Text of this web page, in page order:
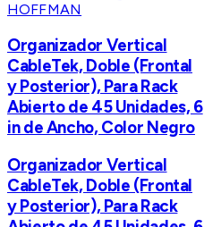
HOFFMAN
Organizador Vertical
CableTek, Doble (Frontal
y Posterior), Para Rack
Abierto de 45 Unidades, 6
in de Ancho, Color Negro
Organizador Vertical
CableTek, Doble (Frontal
y Posterior), Para Rack